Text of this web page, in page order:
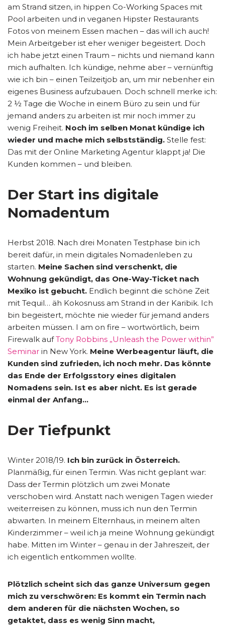
am Strand sitzen, in hippen Co-Working Spaces mit
Pool arbeiten und in veganen Hipster Restaurants
Fotos von meinem Essen machen – das will ich auch!
Mein Arbeitgeber ist eher weniger begeistert. Doch
ich habe jetzt einen Traum – nichts und niemand kann
mich aufhalten. Ich kündige, nehme aber – vernünftig
wie ich bin – einen Teilzeitjob an, um mir nebenher ein
eigenes Business aufzubauen. Doch schnell merke ich:
2 ½ Tage die Woche in einem Büro zu sein und für
jemand anders zu arbeiten ist mir noch immer zu
wenig Freiheit. Noch im selben Monat kündige ich
wieder und mache mich selbstständig. Stelle fest:
Das mit der Online Marketing Agentur klappt ja! Die
Kunden kommen – und bleiben.
Der Start ins digitale
Nomadentum
Herbst 2018. Nach drei Monaten Testphase bin ich
bereit dafür, in mein digitales Nomadenleben zu
starten. Meine Sachen sind verschenkt, die
Wohnung gekündigt, das One-Way-Ticket nach
Mexiko ist gebucht. Endlich beginnt die schöne Zeit
mit Tequil… äh Kokosnuss am Strand in der Karibik. Ich
bin begeistert, möchte nie wieder für jemand anders
arbeiten müssen. I am on fire – wortwörtlich, beim
Firewalk aufTony Robbins „Unleash the Power within”
Seminar in New York. Meine Werbeagentur läuft, die
Kunden sind zufrieden, ich noch mehr. Das könnte
das Ende der Erfolgsstory eines digitalen
Nomadens sein. Ist es aber nicht. Es ist gerade
einmal der Anfang…
Der Tiefpunkt
Winter 2018/19. Ich bin zurück in Österreich.
Planmäßig, für einen Termin. Was nicht geplant war:
Dass der Termin plötzlich um zwei Monate
verschoben wird. Anstatt nach wenigen Tagen wieder
weiterreisen zu können, muss ich nun den Termin
abwarten. In meinem Elternhaus, in meinem alten
Kinderzimmer – weil ich ja meine Wohnung gekündigt
habe. Mitten im Winter – genau in der Jahreszeit, der
ich eigentlich entkommen wollte.
Plötzlich scheint sich das ganze Universum gegen
mich zu verschwören: Es kommt ein Termin nach
dem anderen für die nächsten Wochen, so
getaktet, dass es wenig Sinn macht,